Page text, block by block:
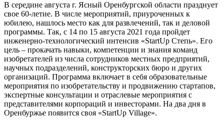
В середине августа г. Ясный Оренбургской области празднует
свое 60-летие. В числе мероприятий, приуроченных к
юбилею, нашлось место как для развлечений, так и деловой
программы. Так, с 14 по 15 августа 2021 года пройдет
инженерно-технологический интенсив «StartUp Степь». Его
цель – прокачать навыки, компетенции и знания команд
изобретателей из числа сотрудников местных предприятий,
научных подразделений, конструкторских бюро и других
организаций. Программа включает в себя образовательные
мероприятия по изобретательству и продвижению стартапов,
экспертные консультации и отраслевые мероприятия с
представителями корпораций и инвесторами. На два дня в
Оренбуржье появится своя «StartUp Village».